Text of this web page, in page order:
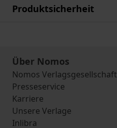
Produktsicherheit
Über Nomos
Nomos Verlagsgesellschaft
Presseservice
Karriere
Unsere Verlage
Inlibra